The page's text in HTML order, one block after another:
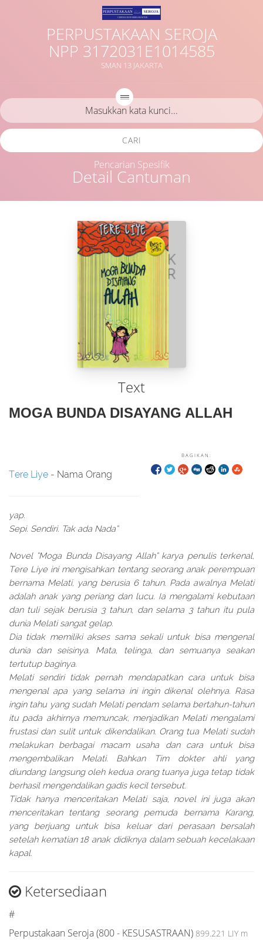
PERPUSTAKAAN SEROJA
NPP 3172031E1014585
SMAN 13 JAKARTA
Detail Cantuman
CARI
Pencarian Spesifik
Text
MOGA BUNDA DISAYANG ALLAH
BAGIKAN:
Tere Liye - Nama Orang
yap.
Sepi. Sendiri. Tak ada Nada”
Novel “Moga Bunda Disayang Allah” karya penulis terkenal,
Tere Liye ini mengisahkan tentang seorang anak perempuan
bernama Melati, yang berusia 6 tahun. Pada awalnya Melati
adalah anak yang periang dan lucu. Ia mengalami kebutaan
dan tuli sejak berusia 3 tahun, dan selama 3 tahun itu pula
dunia Melati sangat gelap.
Dia tidak memiliki akses sama sekali untuk bisa mengenal
dunia dan seisinya. Mata, telinga, dan semuanya seakan
tertutup baginya.
Melati sendiri tidak pernah mendapatkan cara untuk bisa
mengenal apa yang selama ini ingin dikenal olehnya. Rasa
ingin tahu yang sudah Melati pendam selama bertahun-tahun
itu pada akhirnya memuncak, menjadikan Melati mengalami
frustasi dan sulit untuk dikendalikan. Orang tua Melati sudah
melakukan berbagai macam usaha dan cara untuk bisa
mengembalikan Melati. Bahkan Tim dokter ahli yang
diundang langsung oleh kedua orang tuanya juga tetap tidak
berhasil mengendalikan gadis kecil tersebut.
Tidak hanya menceritakan Melati saja, novel ini juga akan
menceritakan tentang seorang pemuda bernama Karang,
yang berjuang untuk bisa keluar dari perasaan bersalah
setelah kematian 18 anak didiknya dalam sebuah kecelakaan
kapal.
Ketersediaan
#
Perpustakaan Seroja (800 - KESUSASTRAAN) 899.221 LIY m